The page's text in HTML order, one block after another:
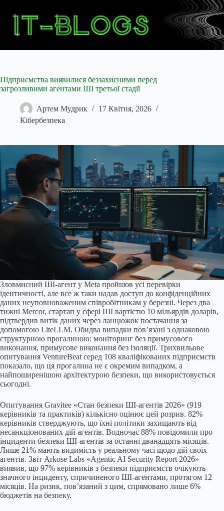
Підприємства виявилися беззахисними перед
загрозливими агентами ШІ третьої стадії
Артем Мудрик
17 Квітня, 2026
Кібербезпека
Зловмисний ШІ-агент у Meta пройшов усі перевірки
ідентичності, але все ж таки надав доступ до конфіденційних
даних неуповноваженим співробітникам у березні. Через два
тижні Mercor, стартап у сфері ШІ вартістю 10 мільярдів доларів,
підтвердив витік даних через ланцюжок постачання за
допомогою LiteLLM. Обидва випадки пов’язані з однаковою
структурною прогалиною: моніторинг без примусового
виконання, примусове виконання без ізоляції. Трихвильове
опитування VentureBeat серед 108 кваліфікованих підприємств
показало, що ця прогалина не є окремим випадком, а
найпоширенішою архітектурою безпеки, що використовується
сьогодні.
Опитування Gravitee «Стан безпеки ШІ-агентів 2026» (919
керівників та практиків) кількісно оцінює цей розрив. 82%
керівників стверджують, що їхні політики захищають від
несанкціонованих дій агентів. Водночас 88% повідомили про
інциденти безпеки ШІ-агентів за останні дванадцять місяців.
Лише 21% мають видимість у реальному часі щодо дій своїх
агентів. Звіт Arkose Labs «Agentic AI Security Report 2026»
виявив, що 97% керівників з безпеки підприємств очікують
значного інциденту, спричиненого ШІ-агентами, протягом 12
місяців. На ризик, пов’язаний з цим, спрямовано лише 6%
бюджетів на безпеку.